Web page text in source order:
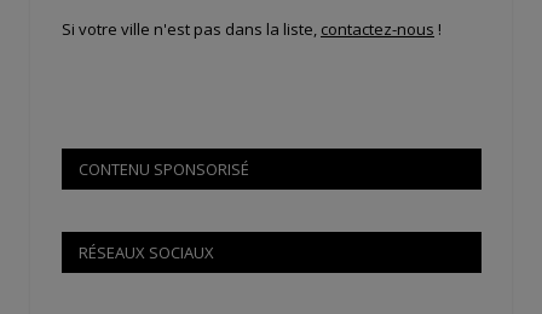
Si votre ville n'est pas dans la liste, contactez-nous !
CONTENU SPONSORISÉ
RÉSEAUX SOCIAUX